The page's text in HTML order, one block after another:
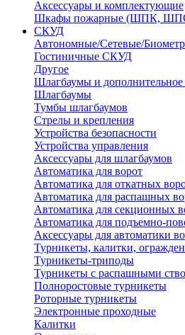
Аксессуары и комплектующие
Шкафы пожарные (ШПК,
СКУД
Автономные/Сетевые/
Гостиничные СКУД
Другое
Шлагбаумы и дополнительное
Шлагбаумы
Тумбы шлагбаумов
Стрелы и крепления
Устройства безопасности
Устройства управления
Аксессуары для шлагбаумов
Автоматика для ворот
Автоматика для откатных
Автоматика для распашных
Автоматика для секционных
Автоматика для подъемно-
Аксессуары для автоматики
Турникеты, калитки,
Турникеты-триподы
Турникеты с распашными
Полноростовые турникеты
Роторные турникеты
Электронные проходные
Калитки